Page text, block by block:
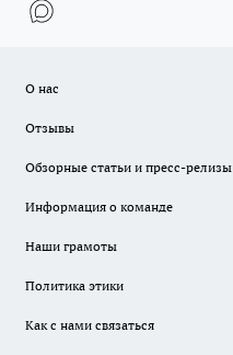
О нас
Отзывы
Обзорные статьи и пресс-релизы
Информация о команде
Наши грамоты
Политика этики
Как с нами связаться